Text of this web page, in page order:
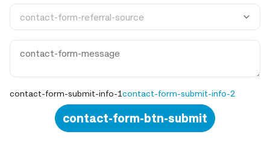
contact-form-submit-info-1contact-form-submit-info-2
contact-form-btn-submit